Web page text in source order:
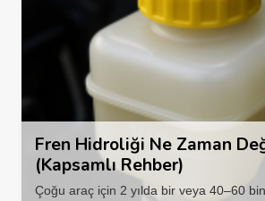
Fren Hidroliği Ne Zaman
(Kapsamlı Rehber)
Çoğu araç için 2 yılda bir veya 40–60